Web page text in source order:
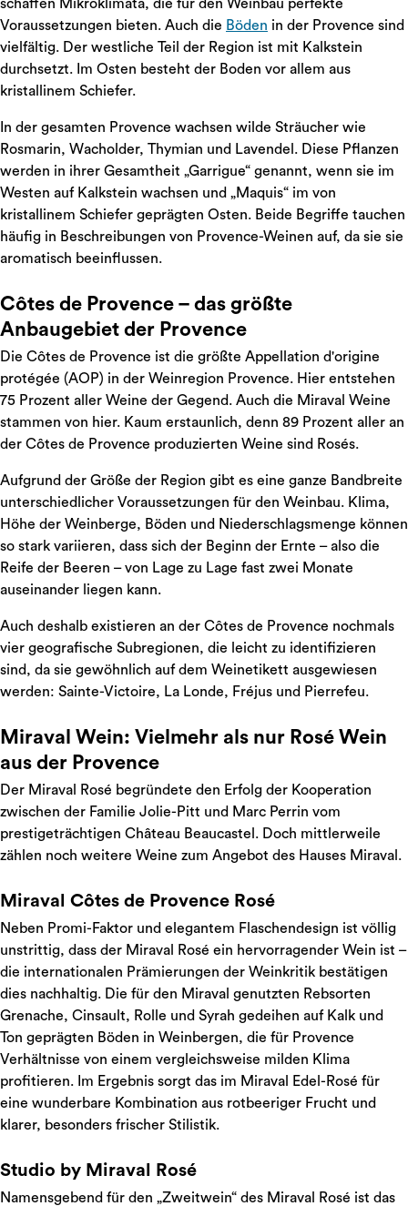
schaffen Mikroklimata, die für den Weinbau perfekte
Voraussetzungen bieten. Auch die Böden in der Provence sind
vielfältig. Der westliche Teil der Region ist mit Kalkstein
durchsetzt. Im Osten besteht der Boden vor allem aus
kristallinem Schiefer.
In der gesamten Provence wachsen wilde Sträucher wie
Rosmarin, Wacholder, Thymian und Lavendel. Diese Pflanzen
werden in ihrer Gesamtheit „Garrigue“ genannt, wenn sie im
Westen auf Kalkstein wachsen und „Maquis“ im von
kristallinem Schiefer geprägten Osten. Beide Begriffe tauchen
häufig in Beschreibungen von Provence-Weinen auf, da sie sie
aromatisch beeinflussen.
Côtes de Provence – das größte
Anbaugebiet der Provence
Die Côtes de Provence ist die größte Appellation d'origine
protégée (AOP) in der Weinregion Provence. Hier entstehen
75 Prozent aller Weine der Gegend. Auch die Miraval Weine
stammen von hier. Kaum erstaunlich, denn 89 Prozent aller an
der Côtes de Provence produzierten Weine sind Rosés.
Aufgrund der Größe der Region gibt es eine ganze Bandbreite
unterschiedlicher Voraussetzungen für den Weinbau. Klima,
Höhe der Weinberge, Böden und Niederschlagsmenge können
so stark variieren, dass sich der Beginn der Ernte – also die
Reife der Beeren – von Lage zu Lage fast zwei Monate
auseinander liegen kann.
Auch deshalb existieren an der Côtes de Provence nochmals
vier geografische Subregionen, die leicht zu identifizieren
sind, da sie gewöhnlich auf dem Weinetikett ausgewiesen
werden: Sainte-Victoire, La Londe, Fréjus und Pierrefeu.
Miraval Wein: Vielmehr als nur Rosé Wein
aus der Provence
Der Miraval Rosé begründete den Erfolg der Kooperation
zwischen der Familie Jolie-Pitt und Marc Perrin vom
prestigeträchtigen Château Beaucastel. Doch mittlerweile
zählen noch weitere Weine zum Angebot des Hauses Miraval.
Miraval Côtes de Provence Rosé
Neben Promi-Faktor und elegantem Flaschendesign ist völlig
unstrittig, dass der Miraval Rosé ein hervorragender Wein ist –
die internationalen Prämierungen der Weinkritik bestätigen
dies nachhaltig. Die für den Miraval genutzten Rebsorten
Grenache, Cinsault, Rolle und Syrah gedeihen auf Kalk und
Ton geprägten Böden in Weinbergen, die für Provence
Verhältnisse von einem vergleichsweise milden Klima
profitieren. Im Ergebnis sorgt das im Miraval Edel-Rosé für
eine wunderbare Kombination aus rotbeeriger Frucht und
klarer, besonders frischer Stilistik.
Studio by Miraval Rosé
Namensgebend für den „Zweitwein“ des Miraval Rosé ist das